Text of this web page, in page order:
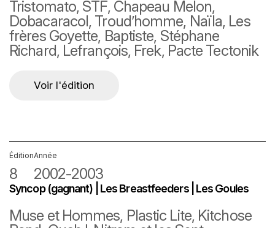
Tristomato, STF, Chapeau Melon,
Dobacaracol, Troud’homme, Naïla, Les
frères Goyette, Baptiste, Stéphane
Richard, Lefrançois, Frek, Pacte Tectonik
Voir l'édition
Édition
8
Année
2002-2003
Syncop (gagnant) | Les Breastfeeders | Les Goules
Muse et Hommes, Plastic Lite, Kitchose